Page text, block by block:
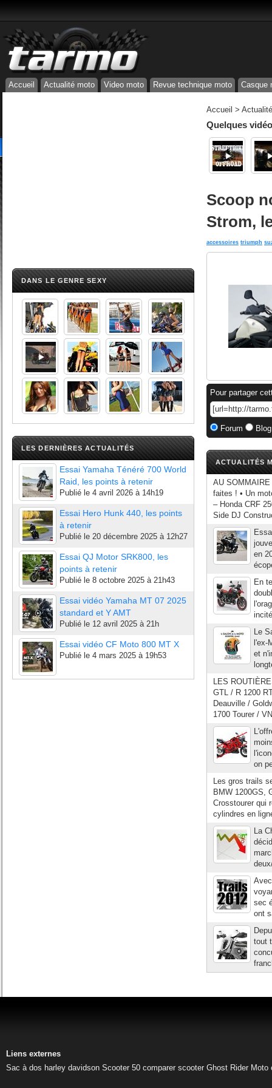
Accueil Actualité moto Video moto Revue technique moto Casque
DANS LE GENRE SEXY
LES DERNIÈRES ACTUALITÉS
Essai Yamaha Ténéré 700 World
Raid, les points à retenir
Publié le 4 avril 2026 à 14h19
Essai Hero Hunk 440, les points
à retenir
Publié le 20 décembre 2025 à 12h27
Essai QJ Motor SRK800, les
points à retenir
Publié le 8 octobre 2025 à 21h43
Essai vidéo Yamaha MT 07 2025
standard et Y AMT
Publié le 12 avril 2025 à 21h
Essai vidéo CF Moto 800 MT X
Publié le 4 mars 2025 à 19h53
Accueil >
Quelques
Scoop
Strom,
accessoires triumph
Pour partager
Forum
ACTUALITÉS
AU SOMMAIRE
faites ! • Un
– Honda CRF
Side DJ
en
En
Le
l'ex-
et
LES
GTL / R 1200
Deauville /
1700 Tourer /
on
Les gros trails
BMW 1200GS,
Crosstourer qui
cylindres en
La
sec
ont
tout
Liens externes
Sac à dos harley davidson Scooter 50 comparer scooter Ghost Rider Moto